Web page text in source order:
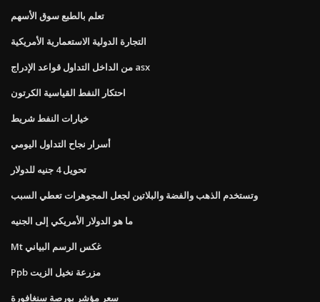
تعلم بالطبع سوق الأسهم
التجارة الدولية الاستعمارية الأمريكية
من الداخل التداول قواعد الإدراج asx
احتكار النفط القياسية الكرتون
خيارات النفط شريط
أسرار نجاح التداول اليومي
تحويل 4 جنيه للدولار
وتستخدم الذهب والفضة والبلاتين لجعل المجوهرات تعطي السبب
ما هو الدولار الأمريكي إلى الجنيه
Mt غكس الرسم البياني
Ppb مزرعة نخيل الزيت
سعر مؤشر بورصة سنغافورة